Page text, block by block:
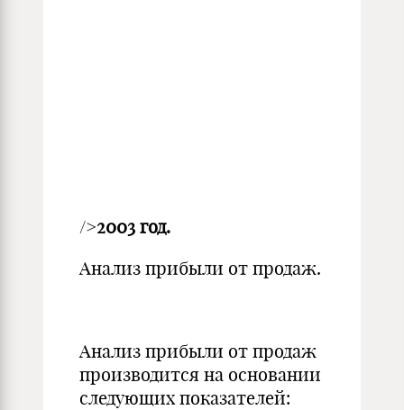
/>2003 год.
Анализ прибыли от продаж.
Анализ прибыли от продаж
производится на основании
следующих показателей: